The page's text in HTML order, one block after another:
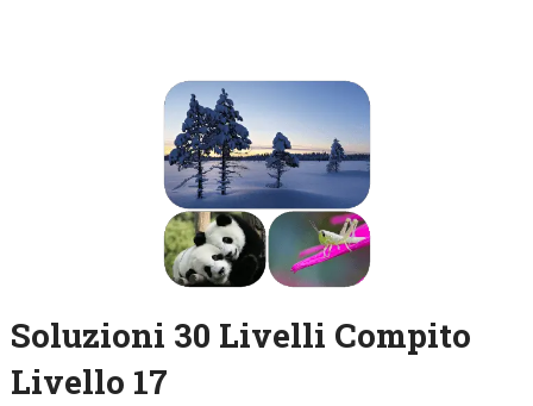
Soluzioni 30 Livelli Compito
Livello 17